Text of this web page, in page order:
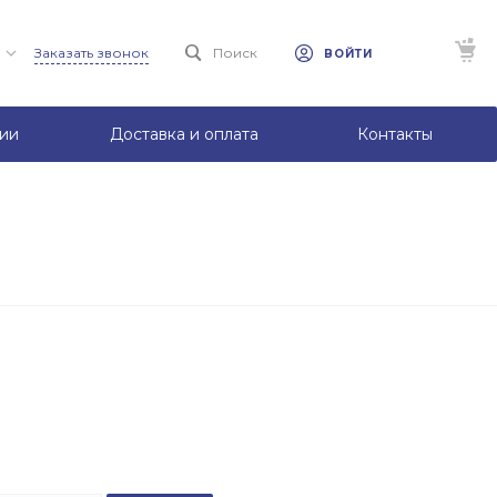
Заказать звонок Поиск ВОЙТИ
Доставка и оплата Контакты